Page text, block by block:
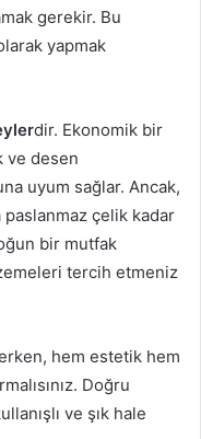
gerekir. Bu
yapmak
dir. Ekonomik bir
ve desen
uyum sağlar. Ancak,
paslanmaz çelik kadar
bir mutfak
tercih etmeniz
hem estetik hem
Doğru
ve şık hale